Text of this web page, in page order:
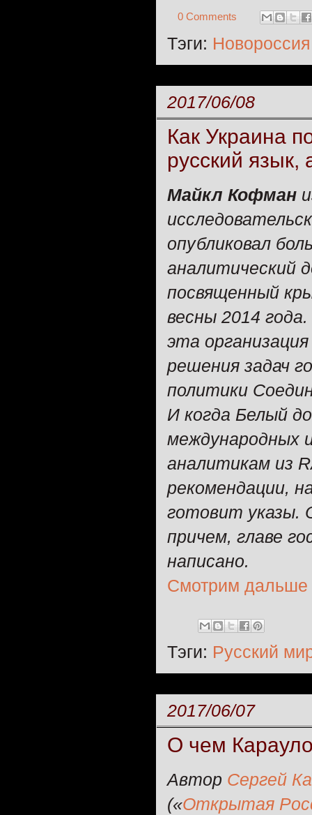
0 Comments
Тэги: Новороссия
2017/06/08
Как Украина
русский язык,
Майкл Кофман
опубликовал
аналитический
посвященный
весны 2014
эта
решения задач
политики
И когда Белый
международных
аналитикам из
рекомендации,
готовит указы.
причем, главе
написано.
Смотрим
Тэги: Русский
2017/06/07
О чем
Автор Сергей
(«Открытая